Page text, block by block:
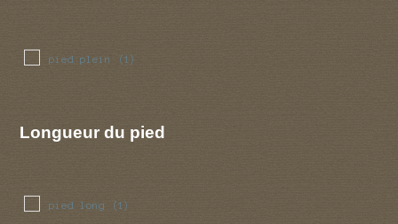
pied plein (1)
Longueur du pied
pied long (1)